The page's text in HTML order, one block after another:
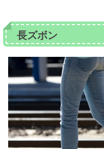
長ズボン